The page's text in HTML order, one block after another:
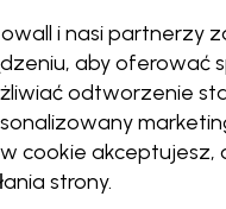
Pokój dzienny
this
i nasi partnerzy
aby oferować
odtworzenie
cookie akceptujesz,
strony.